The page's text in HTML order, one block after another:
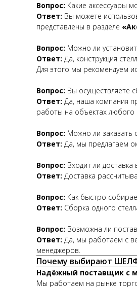
Вопрос: Какие аксессуары
Ответ: Вы можете
представлены в разделе
Вопрос: Можно ли
Ответ: Да, конструкция
Для этого мы рекомендуем
Вопрос: Вы осуществляете
Ответ: Да, наша компания
работы на объектах любого
Вопрос: Можно ли заказать
Ответ: Да, мы предлагаем
Вопрос: Входит ли доставка
Ответ: Доставка
Вопрос: Как быстро
Ответ: Сборка одного
Вопрос: Возможна ли
Ответ: Да, мы работаем с
менеджеров.
Почему выбирают
Надёжный поставщик с
Мы работаем на рынке